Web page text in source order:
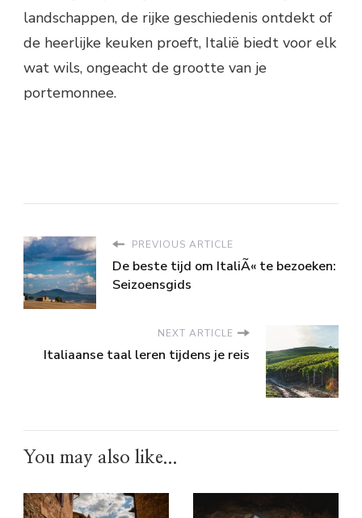
landschappen, de rijke geschiedenis ontdekt of
de heerlijke keuken proeft, Italië biedt voor elk
wat wils, ongeacht de grootte van je
portemonnee.
PREVIOUS ARTICLE
De beste tijd om ItaliÃ« te bezoeken:
Seizoensgids
NEXT ARTICLE
Italiaanse taal leren tijdens je reis
You may also like...